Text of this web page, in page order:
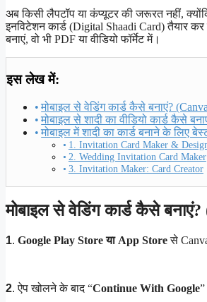
अब किसी लैपटॉप या कंप्यूटर की जरूरत नहीं,
इनविटेशन कार्ड (Digital Shaadi Card) तैयार
बनाएं, वो भी PDF या वीडियो फॉर्मेट में।
इस लेख में:
मोबाइल से वेडिंग कार्ड कैसे बनाएं?
मोबाइल से शादी का वीडियो कार्ड कैसे
मोबाइल में शादी का कार्ड बनाने के लिए
1. Invitation Card Maker &
2. Wedding Invitation Card Maker
3. Invitation Maker: Card Creator
मोबाइल से वेडिंग कार्ड कैसे
1. Google Play Store या App Storeसे
2.ऐप खोलने के बाद “Continue With Google